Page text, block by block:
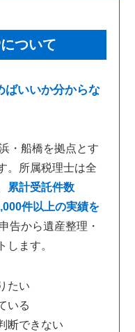
ついて
ばいいか分からな
・船橋を拠点とす
。所属税理士は全
累計受託件数
件以上の実績を
告から遺産整理・
します。
たい
いる
断できない